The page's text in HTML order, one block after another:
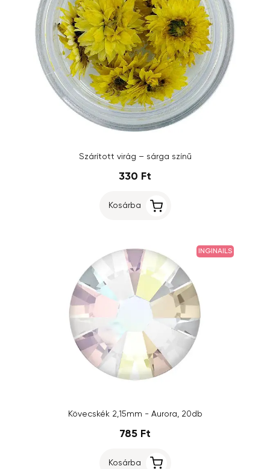
Szárított virág – sárga színű
330 Ft
Kosárba
INGINAILS
Kövecskék 2,15mm - Aurora, 20db
785 Ft
Kosárba